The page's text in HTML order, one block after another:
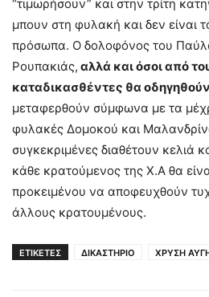
“τιμωρήσουν” και στην τρίτη
μπουν στη φυλακή και δεν είναι
πρόσωπα. Ο δολοφόνος του
Ρουπακιάς, αλλά και όσοι από
καταδικασθέντες θα
μεταφερθούν σύμφωνα με τα
φυλακές Δομοκού και
συγκεκριμένες διαθέτουν κελιά
κάθε κρατούμενος της Χ.Α θα
προκειμένου να αποφευχθούν
άλλους κρατουμένους.
ΕΤΙΚΕΤΕΣ ΔΙΚΑΣΤΗΡΙΟ ΧΡΥΣΗ